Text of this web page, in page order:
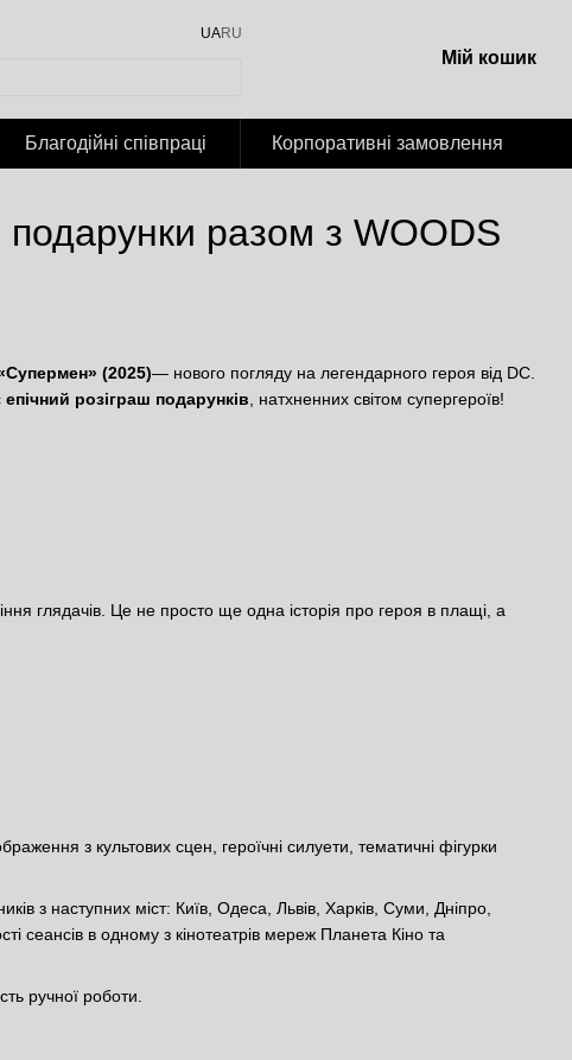
UARU
Мій кошик
Благодійні співпраці Корпоративні замовлення
разом з WOODS
(2025)— нового погляду на легендарного героя від DC.
епічний розіграш подарунків, натхненних світом супергероїв!
глядачів. Це не просто ще одна історія про героя в плащі, а
з культових сцен, героїчні силуети, тематичні фігурки
з наступних міст: Київ, Одеса, Львів, Харків, Суми, Дніпро,
сеансів в одному з кінотеатрів мереж Планета Кіно та
ручної роботи.